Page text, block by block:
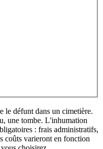
le défunt dans un cimetière.
une tombe. L'inhumation
: frais administratifs,
coûts varieront en fonction